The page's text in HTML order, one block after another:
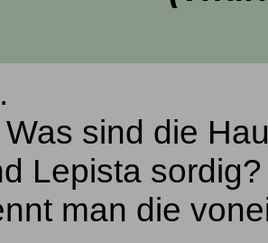
sind die
Lepista sordig?
man die